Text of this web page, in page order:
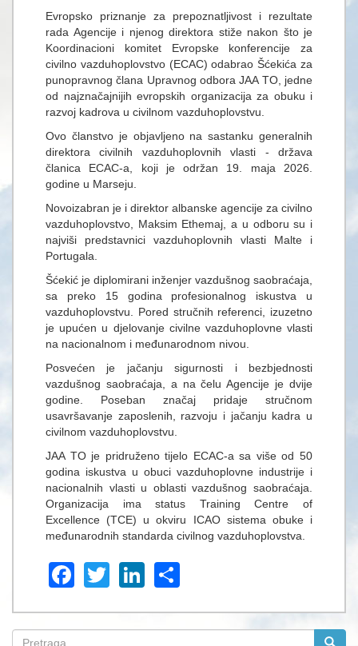
Evropsko priznanje za prepoznatljivost i rezultate
rada Agencije i njenog direktora stiže nakon što je
Koordinacioni komitet Evropske konferencije za
civilno vazduhoplovstvo (ECAC) odabrao Šćekića za
punopravnog člana Upravnog odbora JAA TO, jedne
od najznačajnijih evropskih organizacija za obuku i
razvoj kadrova u civilnom vazduhoplovstvu.
Ovo članstvo je objavljeno na sastanku generalnih
direktora civilnih vazduhoplovnih vlasti - država
članica ECAC-a, koji je održan 19. maja 2026.
godine u Marseju.
Novoizabran je i direktor albanske agencije za civilno
vazduhoplovstvo, Maksim Ethemaj, a u odboru su i
najviši predstavnici vazduhoplovnih vlasti Malte i
Portugala.
Šćekić je diplomirani inženjer vazdušnog saobraćaja,
sa preko 15 godina profesionalnog iskustva u
vazduhoplovstvu. Pored stručnih referenci, izuzetno
je upućen u djelovanje civilne vazduhoplovne vlasti
na nacionalnom i međunarodnom nivou.
Posvećen je jačanju sigurnosti i bezbjednosti
vazdušnog saobraćaja, a na čelu Agencije je dvije
godine. Poseban značaj pridaje stručnom
usavršavanje zaposlenih, razvoju i jačanju kadra u
civilnom vazduhoplovstvu.
JAA TO je pridruženo tijelo ECAC-a sa više od 50
godina iskustva u obuci vazduhoplovne industrije i
nacionalnih vlasti u oblasti vazdušnog saobraćaja.
Organizacija ima status Training Centre of
Excellence (TCE) u okviru ICAO sistema obuke i
međunarodnih standarda civilnog vazduhoplovstva.
Facebook
TwitterLinkedIn